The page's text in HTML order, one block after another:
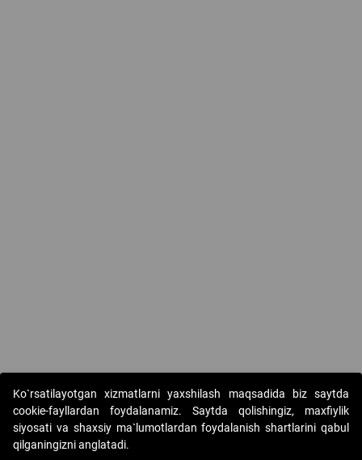
Copyright © 2017-2026. "Elektron onlayn-auksionlarni
Ko`rsatilayotgan xizmatlarni yaxshilash maqsadida biz saytda
cookie-fayllardan foydalanamiz. Saytda qolishingiz, maxfiylik
siyosati va shaxsiy ma`lumotlardan foydalanish shartlarini qabul
qilganingizni anglatadi.